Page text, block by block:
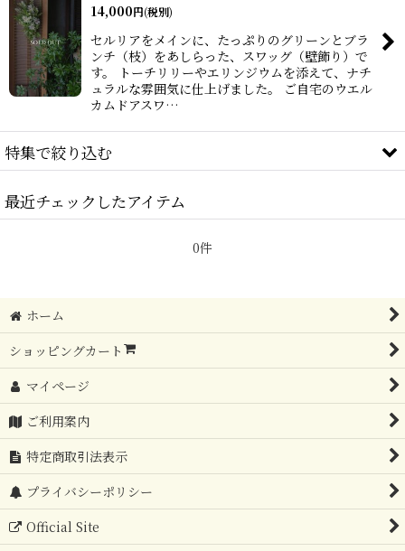
14,000円(税別)
セルリアをメインに、たっぷりのグリーンとブラ
ンチ（枝）をあしらった、スワッグ（壁飾り）で
す。 トーチリリーやエリンジウムを添えて、ナチ
ュラルな雰囲気に仕上げました。 ご自宅のウエル
カムドアスワ…
特集で絞り込む
お誕生日
新築・改築祝い
お見舞い
お供え・仏花
ご自宅インテリア
〜 3,000円
〜 5,000円
最近チェックしたアイテム
0件
ホーム
ショッピングカート
マイページ
ご利用案内
特定商取引法表示
プライバシーポリシー
Official Site